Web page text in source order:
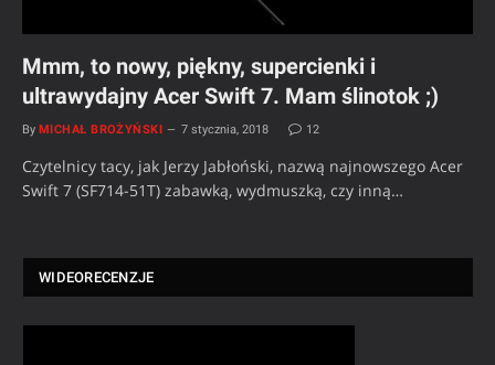
Mmm, to nowy, piękny, supercienki i
ultrawydajny Acer Swift 7. Mam ślinotok ;)
By MICHAŁ BROŻYŃSKI 7 stycznia, 2018 12
Czytelnicy tacy, jak Jerzy Jabłoński, nazwą najnowszego Acer
Swift 7 (SF714-51T) zabawką, wydmuszką, czy inną…
WIDEORECENZJE